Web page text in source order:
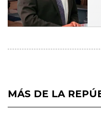
MÁS DE LA